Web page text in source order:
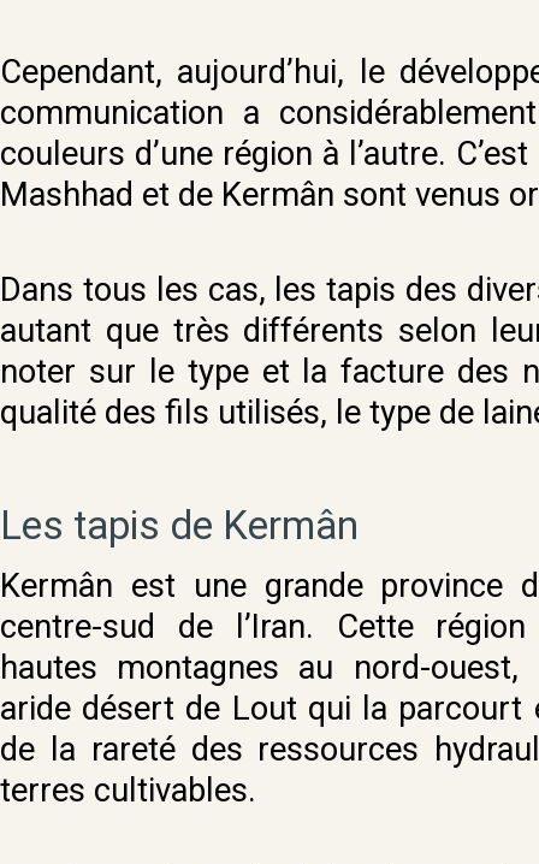
Cependant, aujourd’hui, le
communication a
couleurs d’une région à l’autre.
Mashhad et de Kermân sont venus
Dans tous les cas, les tapis des
autant que très différents selon
noter sur le type et la facture des
qualité des fils utilisés, le type de
Les tapis de Kermân
Kermân est une grande province
centre-sud de l’Iran. Cette
hautes montagnes au nord-
aride désert de Lout qui la parcourt
de la rareté des ressources
terres cultivables.